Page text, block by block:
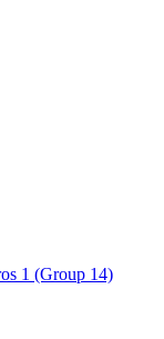
1 (Group 14)